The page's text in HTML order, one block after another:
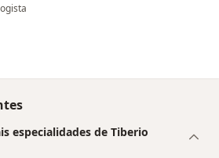
Sampaio
especialidades de Tiberio